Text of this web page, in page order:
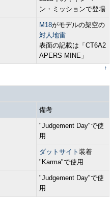
ン・ミッションで登場
M18がモデルの架空の
対人地雷
表面の記載は「CT6A2
APERS MINE」
↑
備考
"Judgement Day"で使
用
ダットサイト 装着
"Karma"で使用
"Judgement Day"で使
用